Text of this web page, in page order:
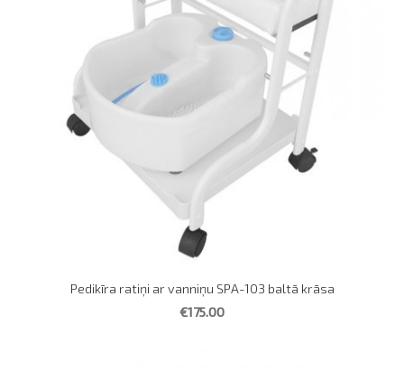
Pedikīra ratiņi ar vanniņu SPA-103 baltā krāsa
€175.00